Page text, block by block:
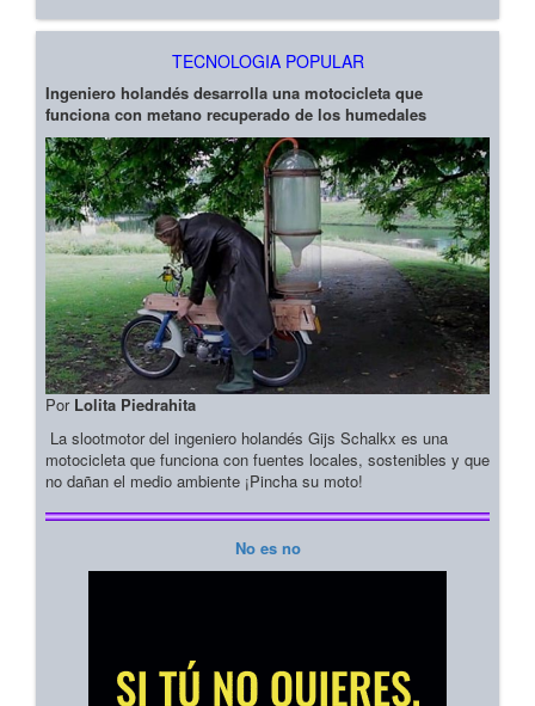
TECNOLOGIA POPULAR
Ingeniero holandés desarrolla una motocicleta que
funciona con metano recuperado de los humedales
Por Lolita Piedrahita
La slootmotor del ingeniero holandés Gijs Schalkx es una
motocicleta que funciona con fuentes locales, sostenibles y que
no dañan el medio ambiente ¡Pincha su moto!
No es no